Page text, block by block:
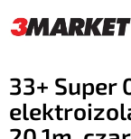
do
treści
33+ Super